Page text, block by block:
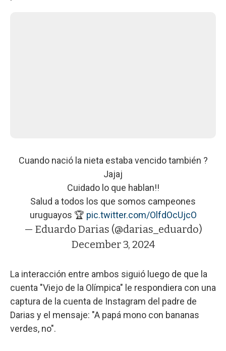
Cuando nació la nieta estaba vencido también ?
Jajaj
Cuidado lo que hablan!!
Salud a todos los que somos campeones
uruguayos 🏆 pic.twitter.com/OlfdOcUjcO
— Eduardo Darias (@darias_eduardo)
December 3, 2024
La interacción entre ambos siguió luego de que la
cuenta "Viejo de la Olímpica" le respondiera con una
captura de la cuenta de Instagram del padre de
Darias y el mensaje: "A papá mono con bananas
verdes, no".